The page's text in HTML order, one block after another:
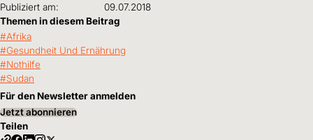
Publiziert am:
09.07.2018
Themen in diesem Beitrag
Afrika
Gesundheit Und Ernährung
Nothilfe
Sudan
Für den Newsletter anmelden
Jetzt abonnieren
Teilen